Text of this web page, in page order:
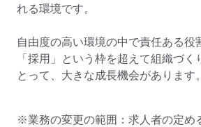
れる環境です。
自由度の高い環境の中で責任ある役
「採用」という枠を超えて組織づ
とって、大きな成長機会があります。
※業務の変更の範囲：求人者の定め